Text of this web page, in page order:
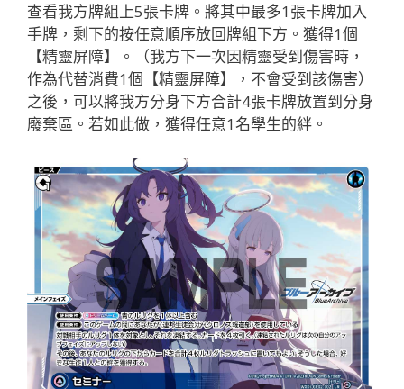
查看我方牌組上5張卡牌。將其中最多1張卡牌加入
手牌，剩下的按任意順序放回牌組下方。獲得1個
【精靈屏障】。（我方下一次因精靈受到傷害時，
作為代替消費1個【精靈屏障】，不會受到該傷害）
之後，可以將我方分身下方合計4張卡牌放置到分身
廢棄區。若如此做，獲得任意1名學生的絆。